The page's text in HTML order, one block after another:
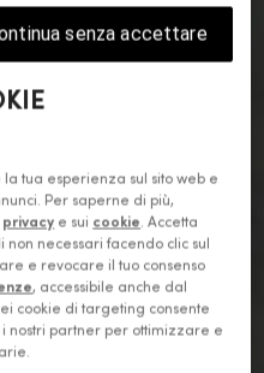
tua esperienza sul sito web e
Per saperne di più,
privacy e sui cookie. Accetta
necessari facendo clic sul
e revocare il tuo consenso
, accessibile anche dal
cookie di targeting consente
nostri partner per ottimizzare e
senza accettare